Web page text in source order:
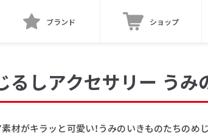
ブランド ショップ
るしアクセサリー うみ
材がキラッと可愛い！うみのいきものたちのめ